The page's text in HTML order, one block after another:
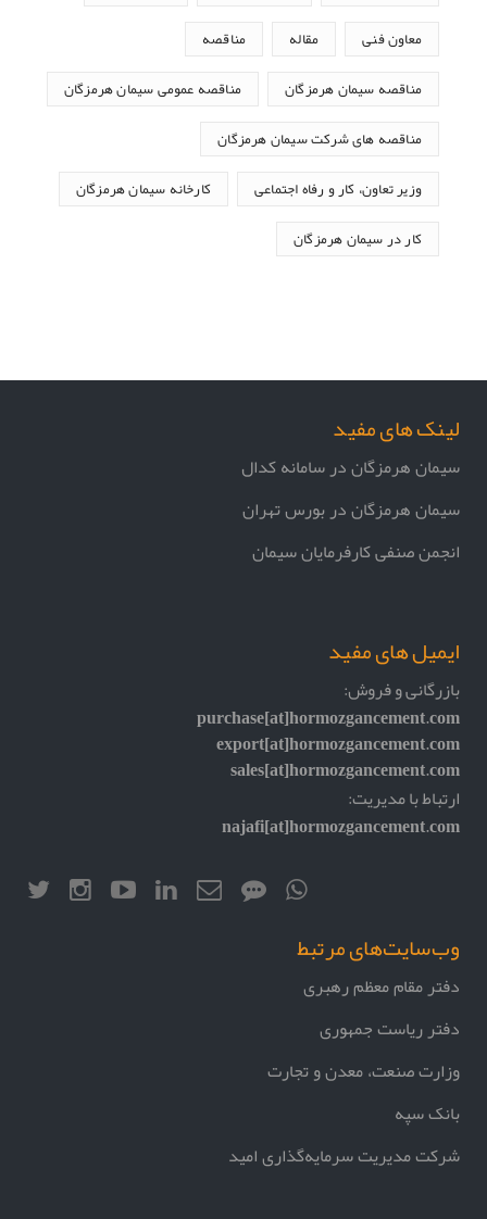
معاون فنی مقاله مناقصه
مناقصه سیمان هرمزگان مناقصه عمومی سیمان هرمزگان
مناقصه های شرکت سیمان هرمزگان
وزیر تعاون، کار و رفاه اجتماعی کارخانه سیمان هرمزگان
کار در سیمان هرمزگان
لینک های مفید
سیمان هرمزگان در سامانه کدال
سیمان هرمزگان در بورس تهران
انجمن صنفی کارفرمایان سیمان
ایمیل های مفید
بازرگانی و فروش:
purchase[at]hormozgancement.com
export[at]hormozgancement.com
sales[at]hormozgancement.com
ارتباط با مدیریت:
najafi[at]hormozgancement.com
وب‌سایت‌های مرتبط
دفتر مقام معظم رهبری
دفتر ریاست جمهوری
وزارت صنعت، معدن و تجارت
بانک سپه
شرکت مدیریت سرمایه‌گذاری امید